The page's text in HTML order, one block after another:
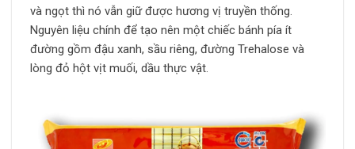
và ngọt thì nó vẫn giữ được hương vị truyền thống.
Nguyên liệu chính để tạo nên một chiếc bánh pía ít
đường gồm đậu xanh, sầu riêng, đường Trehalose và
lòng đỏ hột vịt muối, dầu thực vật.